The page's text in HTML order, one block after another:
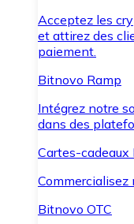
Acceptez les
et attirez des
paiement.
Bitnovo Ramp
Intégrez notre
dans des
Cartes-cadeaux
Commercialisez
Bitnovo OTC